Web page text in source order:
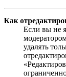
Как
Если вы не
удалять